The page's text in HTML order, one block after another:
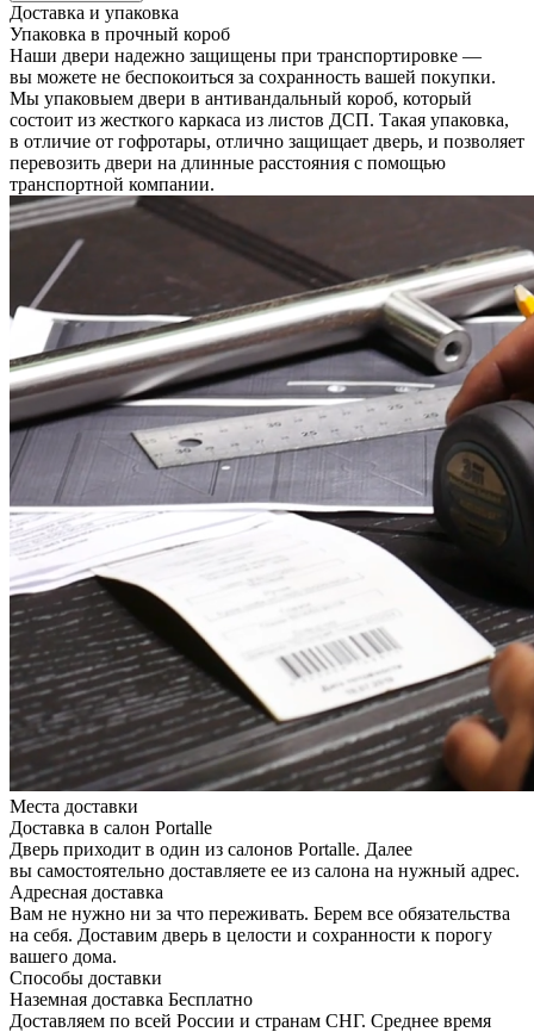
Доставка и упаковка
Упаковка в прочный короб
Наши двери надежно защищены при транспортировке —
вы можете не беспокоиться за сохранность вашей покупки.
Мы упаковыем двери в антивандальный короб, который
состоит из жесткого каркаса из листов ДСП. Такая упаковка,
в отличие от гофротары, отлично защищает дверь, и позволяет
перевозить двери на длинные расстояния с помощью
транспортной компании.
Места доставки
Доставка в салон Portalle
Дверь приходит в один из салонов Portalle. Далее
вы самостоятельно доставляете ее из салона на нужный адрес.
Адресная доставка
Вам не нужно ни за что переживать. Берем все обязательства
на себя. Доставим дверь в целости и сохранности к порогу
вашего дома.
Способы доставки
Наземная доставка Бесплатно
Доставляем по всей России и странам СНГ. Среднее время